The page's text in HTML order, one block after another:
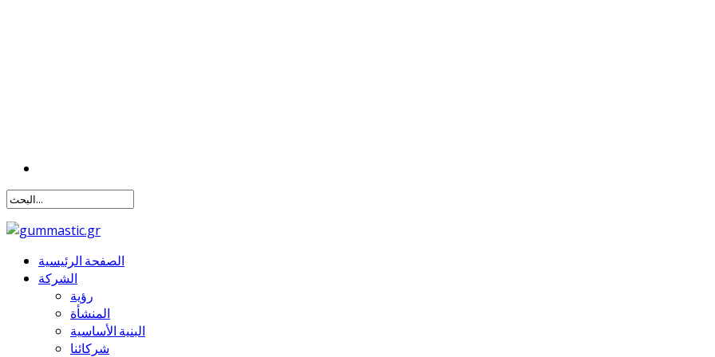
الصفحة الرئيسية
الشركة
رؤية
المنشأة
البنية الأساسية
شركائنا